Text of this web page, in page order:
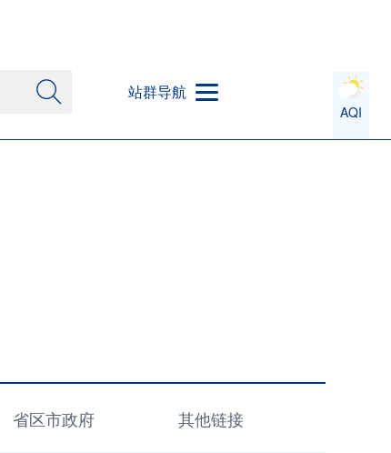
站群导航
AQI
省区市政府 其他链接